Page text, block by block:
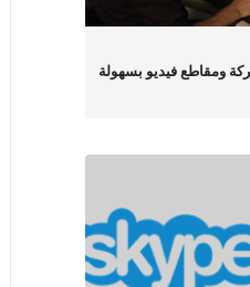
ومقاطع فيديو بسهولة